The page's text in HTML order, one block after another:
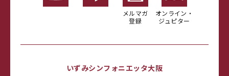
メルマガ
登録
オンライン・
ジュピター
いずみシンフォニエッタ大阪